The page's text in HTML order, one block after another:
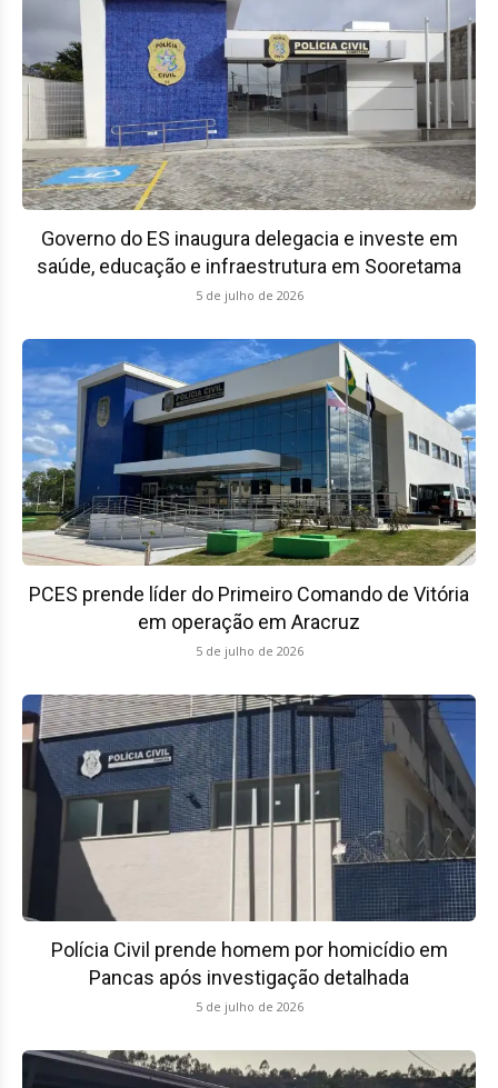
Governo do ES inaugura delegacia e investe em
saúde, educação e infraestrutura em Sooretama
5 de julho de 2026
PCES prende líder do Primeiro Comando de Vitória
em operação em Aracruz
5 de julho de 2026
Polícia Civil prende homem por homicídio em
Pancas após investigação detalhada
5 de julho de 2026